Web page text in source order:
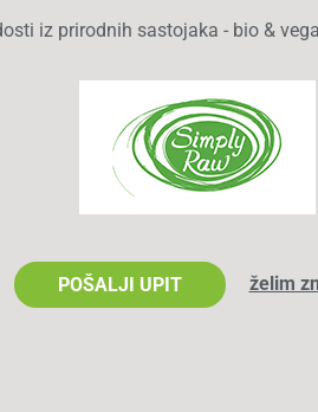
iz prirodnih sastojaka - bio &
POŠALJI UPIT želim